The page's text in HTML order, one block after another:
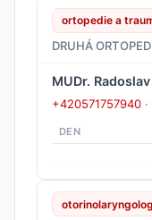
ortopedie a
DRUHÁ
MUDr.
+420571757940 ·
DEN